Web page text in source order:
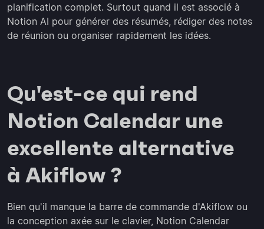
planification complet. Surtout quand il est associé à
Notion AI pour générer des résumés, rédiger des notes
de réunion ou organiser rapidement les idées.
Qu'est-ce qui rend
Notion Calendar une
excellente alternative
à Akiflow ?
Bien qu'il manque la barre de commande d'Akiflow ou
la conception axée sur le clavier, Notion Calendar